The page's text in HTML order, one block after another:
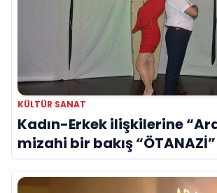
KÜLTÜR SANAT
Kadın-Erkek ilişkilerine
mizahi bir bakış “ÖTANAZİ”